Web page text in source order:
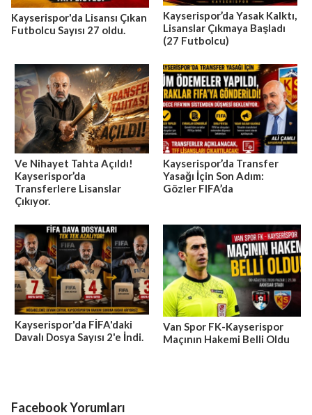
Kayserispor'da Lisansı Çıkan
Futbolcu Sayısı 27 oldu.
Kayserispor’da Yasak Kalktı,
Lisanslar Çıkmaya Başladı
(27 Futbolcu)
Ve Nihayet Tahta Açıldı!
Kayserispor’da
Transferlere Lisanslar
Çıkıyor.
Kayserispor’da Transfer
Yasağı İçin Son Adım:
Gözler FIFA’da
Kayserispor'da FİFA'daki
Davalı Dosya Sayısı 2'e İndi.
Van Spor FK-Kayserispor
Maçının Hakemi Belli Oldu
Facebook Yorumları